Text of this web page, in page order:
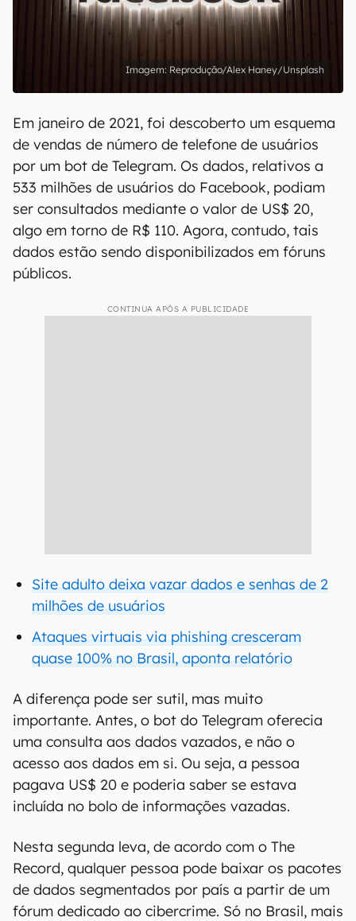
Reprodução/Alex Haney/Unsplash
Em janeiro de 2021, foi descoberto um esquema
de vendas de número de telefone de usuários
por um bot de Telegram. Os dados, relativos a
533 milhões de usuários do Facebook, podiam
ser consultados mediante o valor de US$ 20,
algo em torno de R$ 110. Agora, contudo, tais
dados estão sendo disponibilizados em fóruns
públicos.
CONTINUA APÓS A PUBLICIDADE
Site adulto deixa vazar dados e senhas de 2
milhões de usuários
Ataques virtuais via phishing cresceram
quase 100% no Brasil, aponta relatório
A diferença pode ser sutil, mas muito
importante. Antes, o bot do Telegram oferecia
uma consulta aos dados vazados, e não o
acesso aos dados em si. Ou seja, a pessoa
pagava US$ 20 e poderia saber se estava
incluída no bolo de informações vazadas.
Nesta segunda leva, de acordo com o The
Record, qualquer pessoa pode baixar os pacotes
de dados segmentados por país a partir de um
fórum dedicado ao cibercrime. Só no Brasil, mais